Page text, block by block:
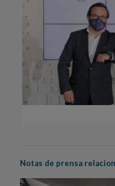
Notas de prensa